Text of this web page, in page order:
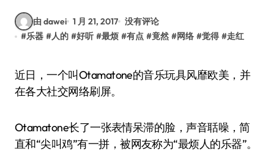
由 dawei 1 月 21, 2017 没有评论
#乐器 #人的 #好听 #最烦 #有点 #竟然 #网络 #觉得 #走红
近日，一个叫Otamatone的音乐玩具风靡欧美，并
在各大社交网络刷屏。
Otamatone长了一张表情呆滞的脸，声音聒噪，简
直和“尖叫鸡”有一拼，被网友称为“最烦人的乐器”。